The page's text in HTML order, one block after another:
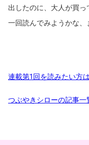
出したのに、大人が買
一回読んでみようかな、
連載第1回を読みたい方は
つぶやきシローの記事一